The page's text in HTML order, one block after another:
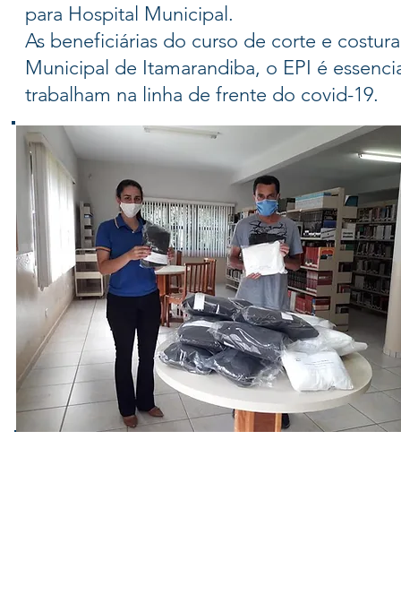
para Hospital Municipal.
As beneficiárias do curso de corte e
Municipal de Itamarandiba, o EPI é
trabalham na linha de frente do covid-19.